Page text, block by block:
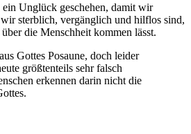
ein Unglück geschehen, damit wir
sterblich, vergänglich und hilflos sind,
die Menschheit kommen lässt.
Gottes Posaune, doch leider
größtenteils sehr falsch
erkennen darin nicht die